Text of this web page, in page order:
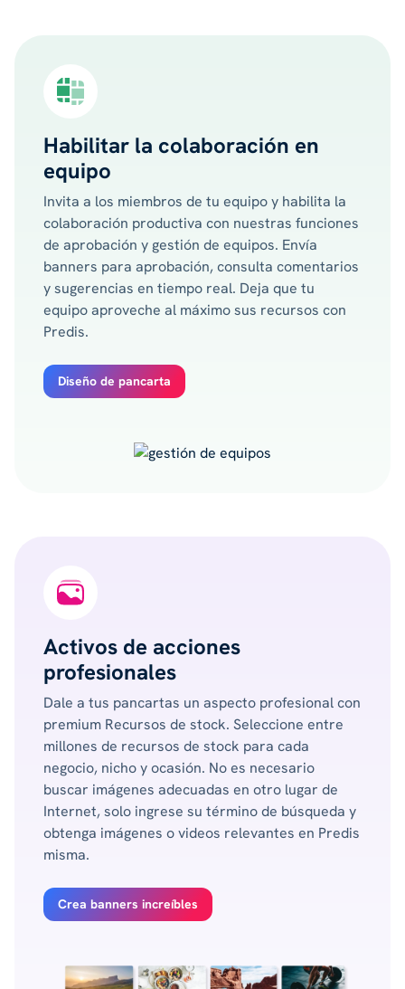
Habilitar la colaboración en
equipo
Invita a los miembros de tu equipo y habilita la
colaboración productiva con nuestras funciones
de aprobación y gestión de equipos. Envía
banners para aprobación, consulta comentarios
y sugerencias en tiempo real. Deja que tu
equipo aproveche al máximo sus recursos con
Predis.
Diseño de pancarta
Activos de acciones
profesionales
Dale a tus pancartas un aspecto profesional con
premium Recursos de stock. Seleccione entre
millones de recursos de stock para cada
negocio, nicho y ocasión. No es necesario
buscar imágenes adecuadas en otro lugar de
Internet, solo ingrese su término de búsqueda y
obtenga imágenes o videos relevantes en Predis
misma.
Crea banners increíbles